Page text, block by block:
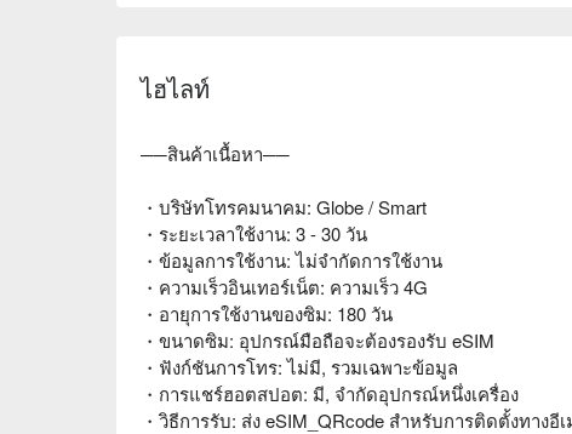
ไฮไลท์
──สินค้าเนื้อหา──
・บริษัทโทรคมนาคม: Globe / Smart
・ระยะเวลาใช้งาน: 3 - 30 วัน
・ข้อมูลการใช้งาน: ไม่จำกัดการใช้งาน
・ความเร็วอินเทอร์เน็ต: ความเร็ว 4G
・อายุการใช้งานของซิม: 180 วัน
・ขนาดซิม: อุปกรณ์มือถือจะต้องรองรับ eSIM
・ฟังก์ชันการโทร: ไม่มี, รวมเฉพาะข้อมูล
・การแชร์ฮอตสปอต: มี, จำกัดอุปกรณ์หนึ่งเครื่อง
・วิธีการรับ: ส่ง eSIM_QRcode สำหรับการติดตั้งทางอีเ